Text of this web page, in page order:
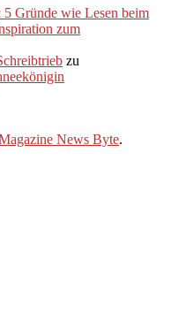
5 Gründe wie Lesen beim
zum
zu
News Byte.